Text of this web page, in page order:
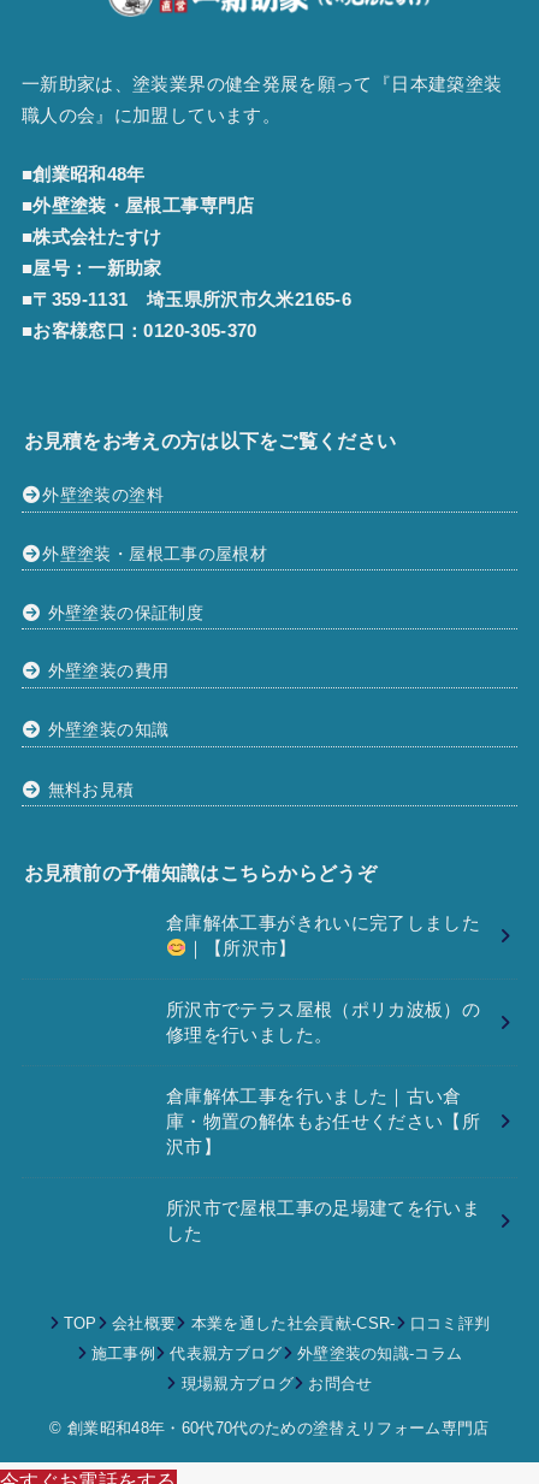
一新助家は、塗装業界の健全発展を願って『 日本建築塗装
職人の会 』に加盟しています。
■創業昭和48年
■外壁塗装・屋根工事専門店
■株式会社たすけ
■屋号：一新助家
■〒359-1131 埼玉県所沢市久米2165-6
■お客様窓口：0120-305-370
お見積をお考えの方は以下をご覧ください
外壁塗装の塗料
外壁塗装・屋根工事の屋根材
外壁塗装の保証制度
外壁塗装の費用
外壁塗装の知識
無料お見積
お見積前の予備知識はこちらからどうぞ
倉庫解体工事がきれいに完了しました
｜【所沢市】
所沢市でテラス屋根（ポリカ波板）の
修理を行いました。
倉庫解体工事を行いました｜古い倉
庫・物置の解体もお任せください【所
沢市】
所沢市で屋根工事の足場建てを行いま
した
TOP 会社概要 本業を通した社会貢献-CSR-
口コミ評判
施工事例
代表親方ブログ
外壁塗装の知識‐コラム
現場親方ブログ
お問合せ
© 創業昭和48年・60代70代のための塗替えリフォーム専門店